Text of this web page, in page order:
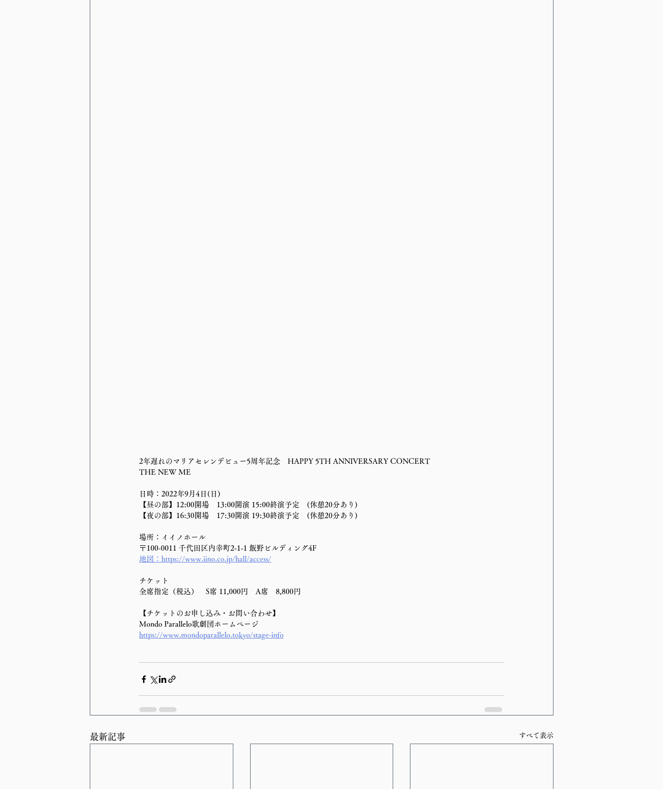
2年遅れのマリアセレンデビュー5周年記念　HAPPY 5TH ANNIVERSARY CONCERT
THE NEW ME
日時：2022年9月4日(日)
【昼の部】12:00開場　13:00開演 15:00終演予定　(休憩20分あり)
【夜の部】16:30開場　17:30開演 19:30終演予定　(休憩20分あり)
場所：イイノホール
〒100-0011 千代田区内幸町2‐1‐1 飯野ビルディング4F
地図：https://www.iino.co.jp/hall/access/
チケット
全席指定（税込）　S席 11,000円　A席　8,800円
【チケットのお申し込み・お問い合わせ】
Mondo Parallelo歌劇団ホームページ
https://www.mondoparallelo.tokyo/stage-info
最新記事 すべて表示